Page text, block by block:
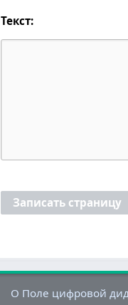
Текст:
Записать страницу
О Поле цифровой